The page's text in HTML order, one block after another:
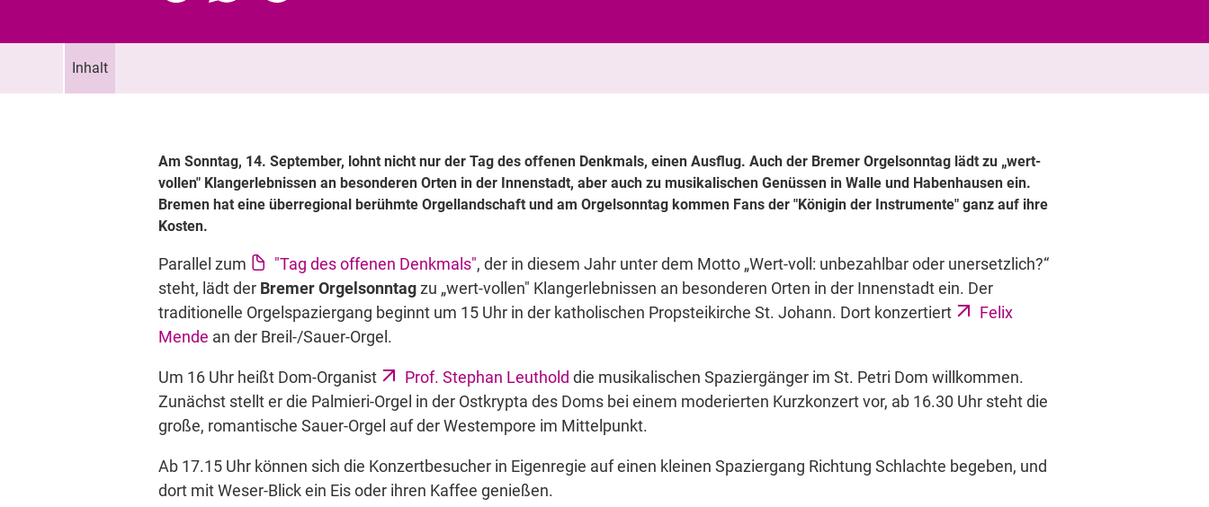
Inhalt
Am Sonntag, 14. September, lohnt nicht nur der Tag des offenen Denkmals, einen Ausflug. Auch der Bremer Orgelsonntag lädt zu „wert-
vollen" Klangerlebnissen an besonderen Orten in der Innenstadt, aber auch zu musikalischen Genüssen in Walle und Habenhausen ein.
Bremen hat eine überregional berühmte Orgellandschaft und am Orgelsonntag kommen Fans der "Königin der Instrumente" ganz auf ihre
Kosten.
Parallel zum "Tag des offenen Denkmals", der in diesem Jahr unter dem Motto „Wert-voll: unbezahlbar oder unersetzlich?“
steht, lädt der Bremer Orgelsonntagzu „wert-vollen" Klangerlebnissen an besonderen Orten in der Innenstadt ein. Der
traditionelle Orgelspaziergang beginnt um 15 Uhr in der katholischen Propsteikirche St. Johann. Dort konzertiert
Felix
Mende an der Breil-/Sauer-Orgel.
Um 16 Uhr heißt Dom-Organist Prof. Stephan Leuthold die musikalischen Spaziergänger im St. Petri Dom willkommen.
Zunächst stellt er die Palmieri-Orgel in der Ostkrypta des Doms bei einem moderierten Kurzkonzert vor, ab 16.30 Uhr steht die
große, romantische Sauer-Orgel auf der Westempore im Mittelpunkt.
Ab 17.15 Uhr können sich die Konzertbesucher in Eigenregie auf einen kleinen Spaziergang Richtung Schlachte begeben, und
dort mit Weser-Blick ein Eis oder ihren Kaffee genießen.